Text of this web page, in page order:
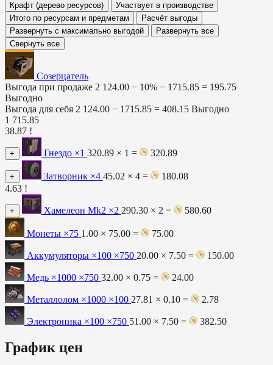
Крафт (дерево ресурсов)
Участвует в производстве
Итого по ресурсам и предметам
Расчёт выгоды
Развернуть с максимально выгодой
Развернуть все
Свернуть все
Созерцатель
Выгода при продаже 2 124.00 − 10% − 1715.85 = 195.75
Выгодно
Выгода для себя 2 124.00 − 1715.85 = 408.15 Выгодно
1 715.85
38.87 !
+ Гнездо ×1 320.89 × 1 = 320.89
+ Затворник ×4 45.02 × 4 =
180.08
4.63 !
+ Хамелеон Mk2 ×2 290.30 × 2 = 580.60
Монеты ×75 1.00 × 75.00 = 75.00
Аккумуляторы ×100 ×750 20.00 × 7.50 = 150.00
Медь ×1000 ×750 32.00 × 0.75 = 24.00
Металлолом ×1000 ×100 27.81 × 0.10 = 2.78
Электроника ×100 ×750 51.00 × 7.50 = 382.50
График цен